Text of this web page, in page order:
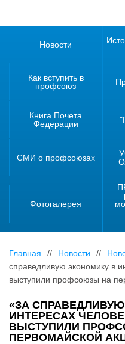
Новости
Как вступить в
профсоюз
Книга Почета
Федерации
СМИ о профсоюзах
Фотогалерея
Главная // Новости //
справедливую экономику в
выступили профсоюзы на
«ЗА
ИНТЕРЕСАХ
ВЫСТУПИЛИ
ПЕРВОМАЙСКОЙ